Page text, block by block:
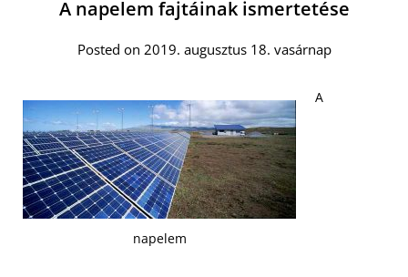
A napelem fajtáinak ismertetése
Posted on 2019. augusztus 18. vasárnap
napelem
A